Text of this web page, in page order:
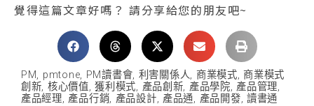
覺得這篇文章好嗎？ 請分享給您的朋友吧~
PM, pmtone, PM讀書會, 利害關係人, 商業模式, 商業模式
創新, 核心價值,獲利模式, 產品創新, 產品學院, 產品管理,
產品經理, 產品行銷, 產品設計, 產品通, 產品開發, 讀書通